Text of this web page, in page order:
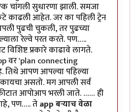
चांगली सुधारणा झाली. समजा
काढली आहेत. जर का पहिली ट्रेन
पुढची चुकली, तर पुढच्या
रेल्वे परत करते. पण…..
विशिष्ट प्रकारे काढावे लागते.
वर 'plan connecting
तिथे आपण आपल्या पहिल्या
असतो. मग आपली सर्व
आपोआप भरली जाते. …… ही
पण….. तेapp बऱ्याच वेळा